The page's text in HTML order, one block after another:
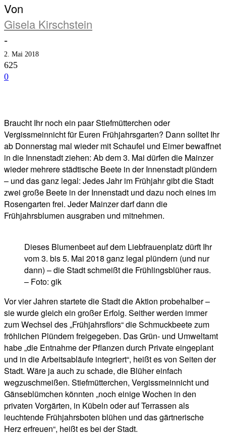
Von
Gisela Kirschstein
-
2. Mai 2018
625
0
Braucht Ihr noch ein paar Stiefmütterchen oder
Vergissmeinnicht für Euren Frühjahrsgarten? Dann solltet Ihr
ab Donnerstag mal wieder mit Schaufel und Eimer bewaffnet
in die Innenstadt ziehen: Ab dem 3. Mai dürfen die Mainzer
wieder mehrere städtische Beete in der Innenstadt plündern
– und das ganz legal: Jedes Jahr im Frühjahr gibt die Stadt
zwei große Beete in der Innenstadt und dazu noch eines im
Rosengarten frei. Jeder Mainzer darf dann die
Frühjahrsblumen ausgraben und mitnehmen.
Dieses Blumenbeet auf dem Liebfrauenplatz dürft Ihr
vom 3. bis 5. Mai 2018 ganz legal plündern (und nur
dann) – die Stadt schmeißt die Frühlingsblüher raus.
– Foto: gik
Vor vier Jahren startete die Stadt die Aktion probehalber –
sie wurde gleich ein großer Erfolg. Seither werden immer
zum Wechsel des „Frühjahrsflors“ die Schmuckbeete zum
fröhlichen Plündern freigegeben. Das Grün- und Umweltamt
habe „die Entnahme der Pflanzen durch Private eingeplant
und in die Arbeitsabläufe integriert“, heißt es von Seiten der
Stadt. Wäre ja auch zu schade, die Blüher einfach
wegzuschmeißen. Stiefmütterchen, Vergissmeinnicht und
Gänseblümchen könnten „noch einige Wochen in den
privaten Vorgärten, in Kübeln oder auf Terrassen als
leuchtende Frühjahrsboten blühen und das gärtnerische
Herz erfreuen“, heißt es bei der Stadt.